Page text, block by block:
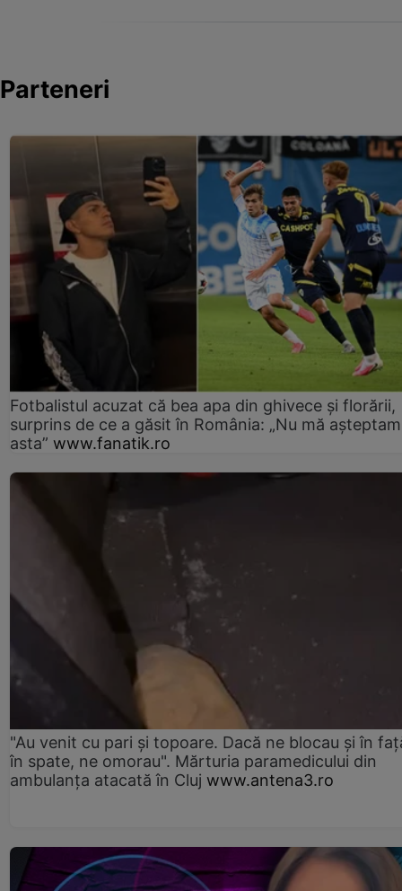
Parteneri
Fotbalistul acuzat că bea apa din ghivece și florării,
surprins de ce a găsit în România: „Nu mă
asta” www.fanatik.ro
"Au venit cu pari și topoare. Dacă ne blocau şi în
în spate, ne omorau". Mărturia paramedicului din
ambulanţa atacată în Cluj www.antena3.ro